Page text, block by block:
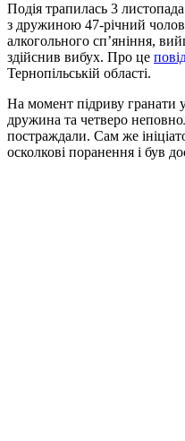
Подія трапилась 3
з дружиною 47-річний
алкогольного сп’яніння,
здійснив вибух. Про це
Тернопільській області.
На момент підриву гранати
дружина та четверо
постраждали. Сам же
осколкові поранення і був